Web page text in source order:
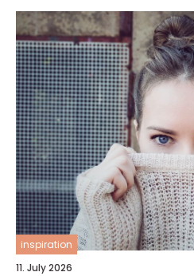
inspiration
11. July 2026